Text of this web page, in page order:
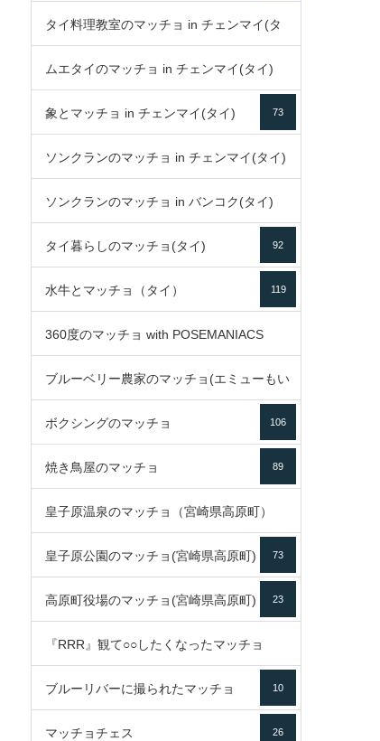
タイ料理教室のマッチョ in チェンマイ(タ
イ)
ムエタイのマッチョ in チェンマイ(タイ)
79
象とマッチョ in チェンマイ(タイ) 73
ソンクランのマッチョ in チェンマイ(タイ)
ソンクランのマッチョ in バンコク(タイ)
85
タイ暮らしのマッチョ(タイ) 92
水牛とマッチョ（タイ） 119
360度のマッチョ with POSEMANIACS
49
ブルーベリー農家のマッチョ(エミューもい
るよ) 72
ボクシングのマッチョ 106
焼き鳥屋のマッチョ 89
皇子原温泉のマッチョ（宮崎県高原町）
133
皇子原公園のマッチョ(宮崎県高原町) 73
高原町役場のマッチョ(宮崎県高原町) 23
『RRR』観て○○したくなったマッチョ
16
ブルーリバーに撮られたマッチョ 10
マッチョチェス 26